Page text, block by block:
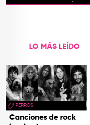
presente con su álbum
LO MÁS LEÍDO
PERROS
Canciones de rock